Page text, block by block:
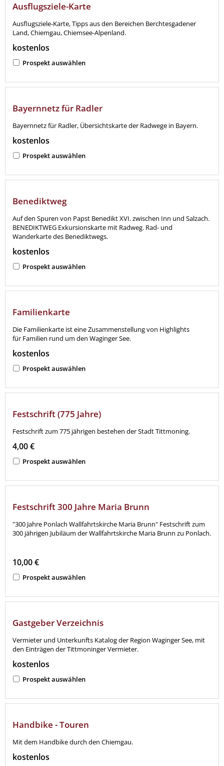
Ausflugsziele-Karte
Ausflugsziele-Karte, Tipps aus den Bereichen Berchtesgadener
Land, Chiemgau, Chiemsee-Alpenland.
kostenlos
Prospekt auswählen
Bayernnetz für Radler
Bayernnetz für Radler, Übersichtskarte der Radwege in Bayern.
kostenlos
Prospekt auswählen
Benediktweg
Auf den Spuren von Papst Benedikt XVI. zwischen Inn und Salzach.
BENEDIKTWEG Exkursionskarte mit Radweg. Rad- und
Wanderkarte des Benediktwegs.
kostenlos
Prospekt auswählen
Familienkarte
Die Familienkarte ist eine Zusammenstellung von Highlights
für Familien rund um den Waginger See.
kostenlos
Prospekt auswählen
Festschrift (775 Jahre)
Festschrift zum 775 jährigen bestehen der Stadt Tittmoning.
4,00 €
Prospekt auswählen
Festschrift 300 Jahre Maria Brunn
"300 Jahre Ponlach Wallfahrtskirche Maria Brunn" Festschrift zum
300 jährigen Jubiläum der Wallfahrtskirche Maria Brunn zu Ponlach.
10,00 €
Prospekt auswählen
Gastgeber Verzeichnis
Vermieter und Unterkunfts Katalog der Region Waginger See, mit
den Einträgen der Tittmoninger Vermieter.
kostenlos
Prospekt auswählen
Handbike - Touren
Mit dem Handbike durch den Chiemgau.
kostenlos